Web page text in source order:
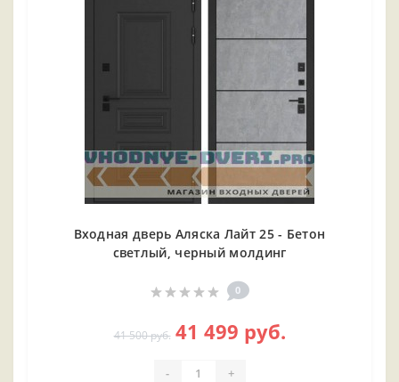
Входная дверь Аляска Лайт 25 - Бетон
светлый, черный молдинг
0
41 500 руб. 41 499 руб.
- +